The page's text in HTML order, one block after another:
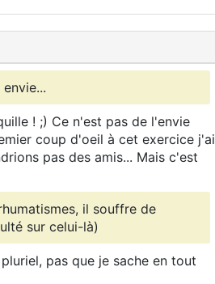
! ;) Ce n'est pas de l'envie
coup d'oeil à cet exercice j'ai
pas des amis... Mais c'est
il souffre de
sur celui-là)
pas que je sache en tout